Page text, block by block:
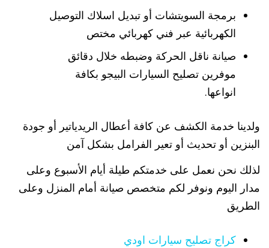
برمجة السويتشات أو تبديل اسلاك التوصيل
الكهربائية عبر فني كهربائي مختص
صيانة ناقل الحركة وضبطه خلال دقائق
موفرين تصليح السيارات البيجو بكافة
انواعها.
ولدينا خدمة الكشف عن كافة أعطال الريدياتير أو جودة
البنزين أو تحديث أو تعير الفرامل بشكل آمن
لذلك نحن نعمل على خدمتكم طيلة أيام الأسبوع وعلى
مدار اليوم ونوفر لكم متخصص صيانة أمام المنزل وعلى
الطريق
كراج تصليح سيارات اودي